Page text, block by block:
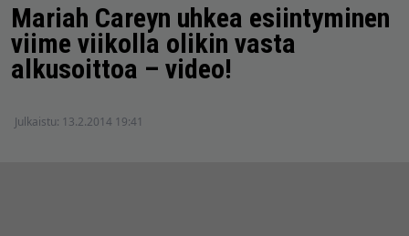
Mariah Careyn uhkea esiintyminen
viime viikolla olikin vasta
alkusoittoa – video!
Julkaistu: 13.2.2014 19:41